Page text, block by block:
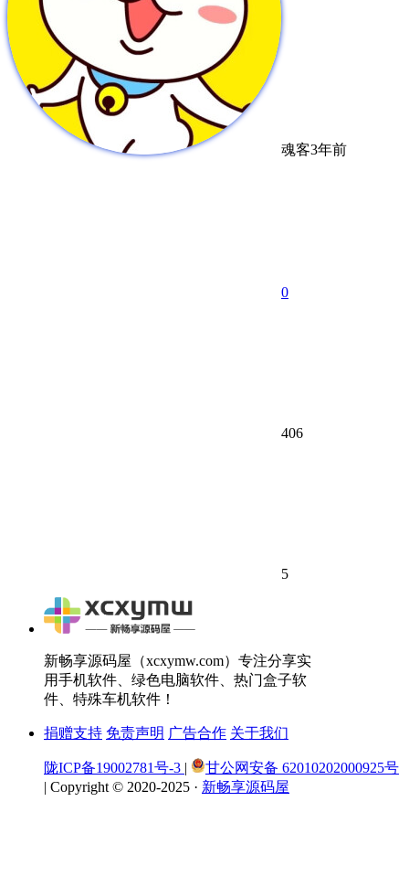
魂客3年前
0
406
5
新畅享源码屋（xcxymw.com）专注分享实
用手机软件、绿色电脑软件、热门盒子软
件、特殊车机软件！
捐赠支持 免责声明 广告合作 关于我们
陇ICP备19002781号-3 |
甘公网安备 62010202000925号
| Copyright © 2020-2025 · 新畅享源码屋